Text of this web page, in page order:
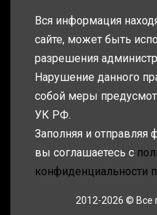
Вся информация
сайте, может быть
разрешения
Нарушение данного
собой меры
УК РФ.
Заполняя и отправляя
вы соглашаетесь с
конфиденциальности
2012-2026 ©